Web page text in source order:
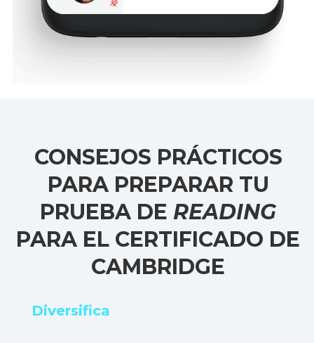
CONSEJOS PRÁCTICOS
PARA PREPARAR TU
PRUEBA DE READING
PARA EL CERTIFICADO DE
CAMBRIDGE
Diversifica